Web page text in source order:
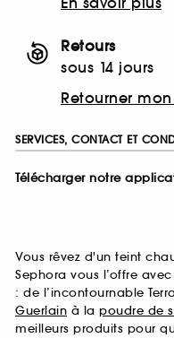
Retours
sous 14 jours
Retourner
SERVICES, CONTACT ET
Télécharger notre
Vous rêvez d'un teint
Sephora vous l’offre
: de l’incontournable
Guerlain à la poudre de
meilleurs produits pour